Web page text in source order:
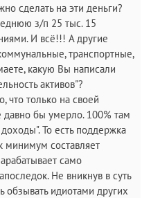
сделать на эти деньги?
з/п 25 тыс. 15
И всё!!! А другие
транспортные,
какую Вы написали
активов"?
что только на своей
давно бы умерло. 100% там
То есть поддержка
минимум составляет
само
Не вникнув в суть
обзывать идиотами других